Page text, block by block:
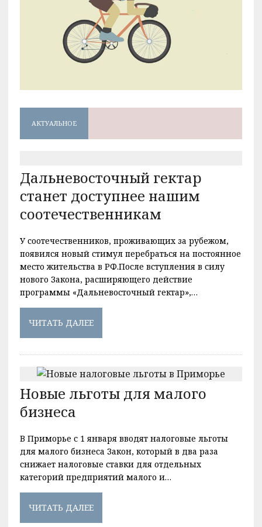
АКТУАЛЬНОЕ
Дальневосточный гектар
станет доступнее нашим
соотечественникам
У соотечественников, проживающих за рубежом,
появился новый стимул перебраться на постоянное
место жительства в РФ.После вступления в силу
нового Закона, расширяющего действие
программы «Дальневосточный гектар»,…
ЧИТАТЬ ДАЛЕЕ
Новые льготы для малого
бизнеса
В Приморье с 1 января вводят налоговые льготы
для малого бизнеса Закон, который в два раза
снижает налоговые ставки для отдельных
категорий предприятий малого и…
ЧИТАТЬ ДАЛЕЕ